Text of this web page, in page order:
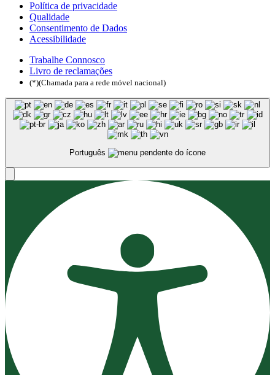
Política de privacidade
Qualidade
Consentimento de Dados
Acessibilidade
Trabalhe Connosco
Livro de reclamações
(*)(Chamada para a rede móvel nacional)
Português